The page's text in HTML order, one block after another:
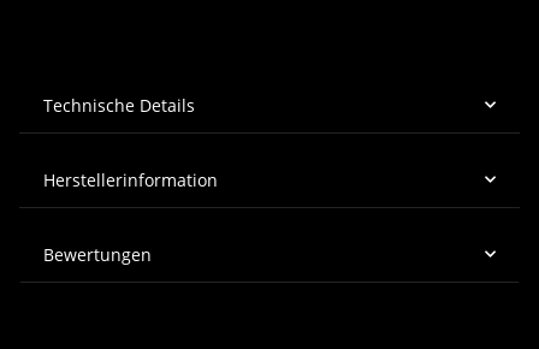
Technische Details
Herstellerinformation
Bewertungen